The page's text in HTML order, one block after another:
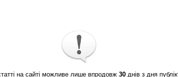
на сайті можливе лише впродовж 30 днів з дня